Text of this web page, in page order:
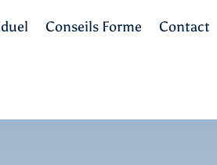
Conseils Forme Contact